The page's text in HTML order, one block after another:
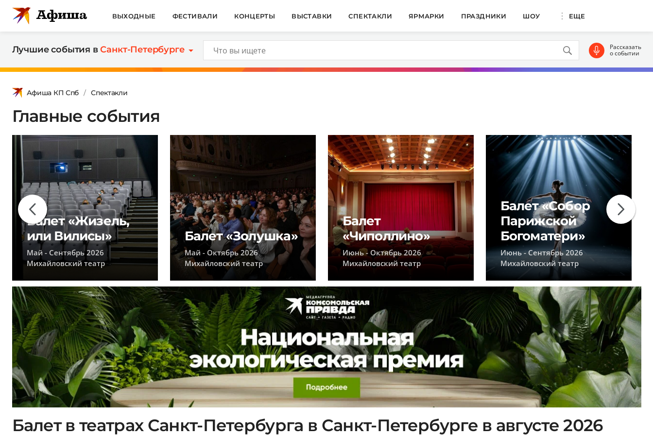
ВЫХОДНЫЕ ФЕСТИВАЛИ КОНЦЕРТЫ ВЫСТАВКИ СПЕКТАКЛИ ЯРМАРКИ ПРАЗДНИКИ ШОУ ЕЩЕ
Лучшие события вСанкт-Петербурге Рассказать
о событии
Афиша КП Спб Спектакли
Главные события
Балет «Жизель,
или Вилисы»
Май - Сентябрь 2026
Михайловский театр
Балет «Золушка»
Май - Октябрь 2026
Михайловский театр
Балет
«Чиполлино»
Июнь - Октябрь 2026
Михайловский театр
Балет «Собор
Парижской
Богоматери»
Июнь - Сентябрь 2026
Михайловский театр
Балет в театрах Санкт-Петербурга в Санкт-Петербурге в августе 2026